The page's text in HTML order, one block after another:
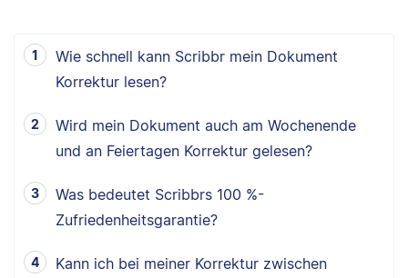
Wie schnell kann Scribbr mein Dokument
Korrektur lesen?
Wird mein Dokument auch am Wochenende
und an Feiertagen Korrektur gelesen?
Was bedeutet Scribbrs 100 %-
Zufriedenheitsgarantie?
Kann ich bei meiner Korrektur zwischen